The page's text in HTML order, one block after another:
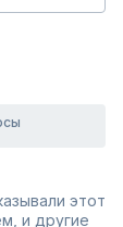
этот
и другие